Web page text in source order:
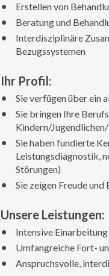
Erstellen von
Beratung und
Interdisziplinäre
Bezugssystemen
Ihr Profil:
Sie verfügen über ein
Sie bringen Ihre
Kindern/
Sie haben fundierte
Leistungsdiagnostik,
Störungen)
Sie zeigen Freude
Unsere Leistungen:
Intensive
Umfangreiche Fort-
Anspruchsvolle,